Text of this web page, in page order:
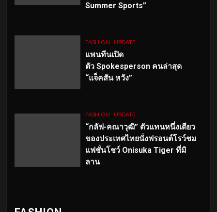
Summer Sports”
FASHION UPDATE
แพนทีนเปิด
ตัว Spokesperson คนล่าสุด
“แจ็คสัน หวัง”
FASHION UPDATE
“กลัฟ-คณาวุฒิ” ตัวแทนหนึ่งเดียว
ของประเทศไทยนั่งฟรอนต์โรว์ชม
แฟชั่นโชว์ Onisuka Tiger ที่มิ
ลาน